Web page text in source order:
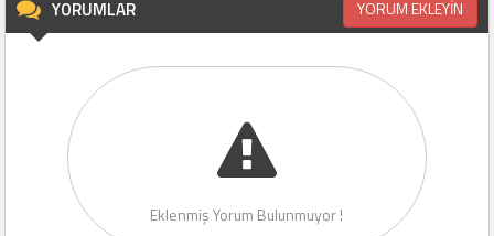
YORUMLAR YORUM EKLEYİN
Eklenmiş Yorum Bulunmuyor !